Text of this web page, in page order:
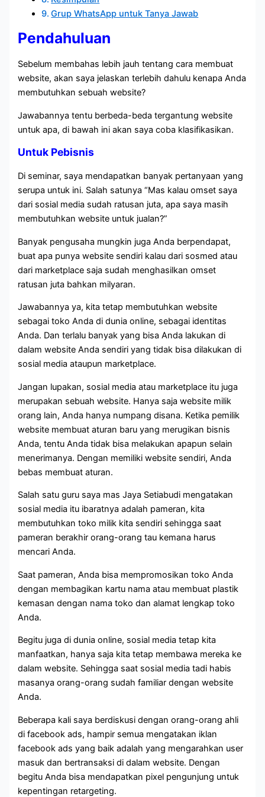
Grup WhatsApp untuk Tanya Jawab
Pendahuluan
Sebelum membahas lebih jauh tentang cara membuat
website, akan saya jelaskan terlebih dahulu kenapa Anda
membutuhkan sebuah website?
Jawabannya tentu berbeda-beda tergantung website
untuk apa, di bawah ini akan saya coba klasifikasikan.
Untuk Pebisnis
Di seminar, saya mendapatkan banyak pertanyaan yang
serupa untuk ini. Salah satunya “Mas kalau omset saya
dari sosial media sudah ratusan juta, apa saya masih
membutuhkan website untuk jualan?”
Banyak pengusaha mungkin juga Anda berpendapat,
buat apa punya website sendiri kalau dari sosmed atau
dari marketplace saja sudah menghasilkan omset
ratusan juta bahkan milyaran.
Jawabannya ya, kita tetap membutuhkan website
sebagai toko Anda di dunia online, sebagai identitas
Anda. Dan terlalu banyak yang bisa Anda lakukan di
dalam website Anda sendiri yang tidak bisa dilakukan di
sosial media ataupun marketplace.
Jangan lupakan, sosial media atau marketplace itu juga
merupakan sebuah website. Hanya saja website milik
orang lain, Anda hanya numpang disana. Ketika pemilik
website membuat aturan baru yang merugikan bisnis
Anda, tentu Anda tidak bisa melakukan apapun selain
menerimanya. Dengan memiliki website sendiri, Anda
bebas membuat aturan.
Salah satu guru saya mas Jaya Setiabudi mengatakan
sosial media itu ibaratnya adalah pameran, kita
membutuhkan toko milik kita sendiri sehingga saat
pameran berakhir orang-orang tau kemana harus
mencari Anda.
Saat pameran, Anda bisa mempromosikan toko Anda
dengan membagikan kartu nama atau membuat plastik
kemasan dengan nama toko dan alamat lengkap toko
Anda.
Begitu juga di dunia online, sosial media tetap kita
manfaatkan, hanya saja kita tetap membawa mereka ke
dalam website. Sehingga saat sosial media tadi habis
masanya orang-orang sudah familiar dengan website
Anda.
Beberapa kali saya berdiskusi dengan orang-orang ahli
di facebook ads, hampir semua mengatakan iklan
facebook ads yang baik adalah yang mengarahkan user
masuk dan bertransaksi di dalam website. Dengan
begitu Anda bisa mendapatkan pixel pengunjung untuk
kepentingan retargeting.